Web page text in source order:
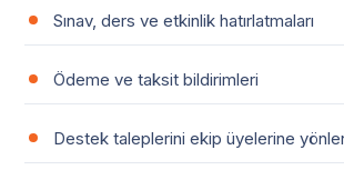
Sınav, ders ve etkinlik hatırlatmaları
Ödeme ve taksit bildirimleri
Destek taleplerini ekip üyelerine